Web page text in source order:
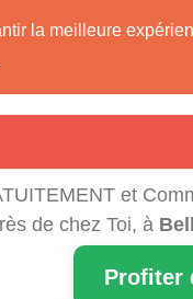
la meilleure
Région
Près de chez Vous !
et
de chez Toi, à
Profiter